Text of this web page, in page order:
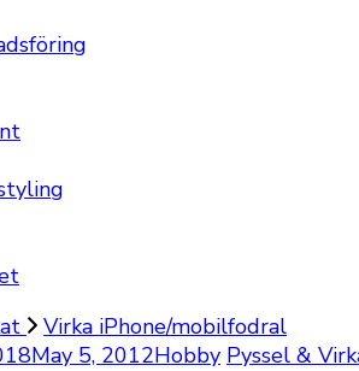
Virka iPhone/mobilfodral
May 5, 2012Hobby Pyssel &